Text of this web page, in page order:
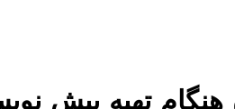
هنگام تهیه پیش